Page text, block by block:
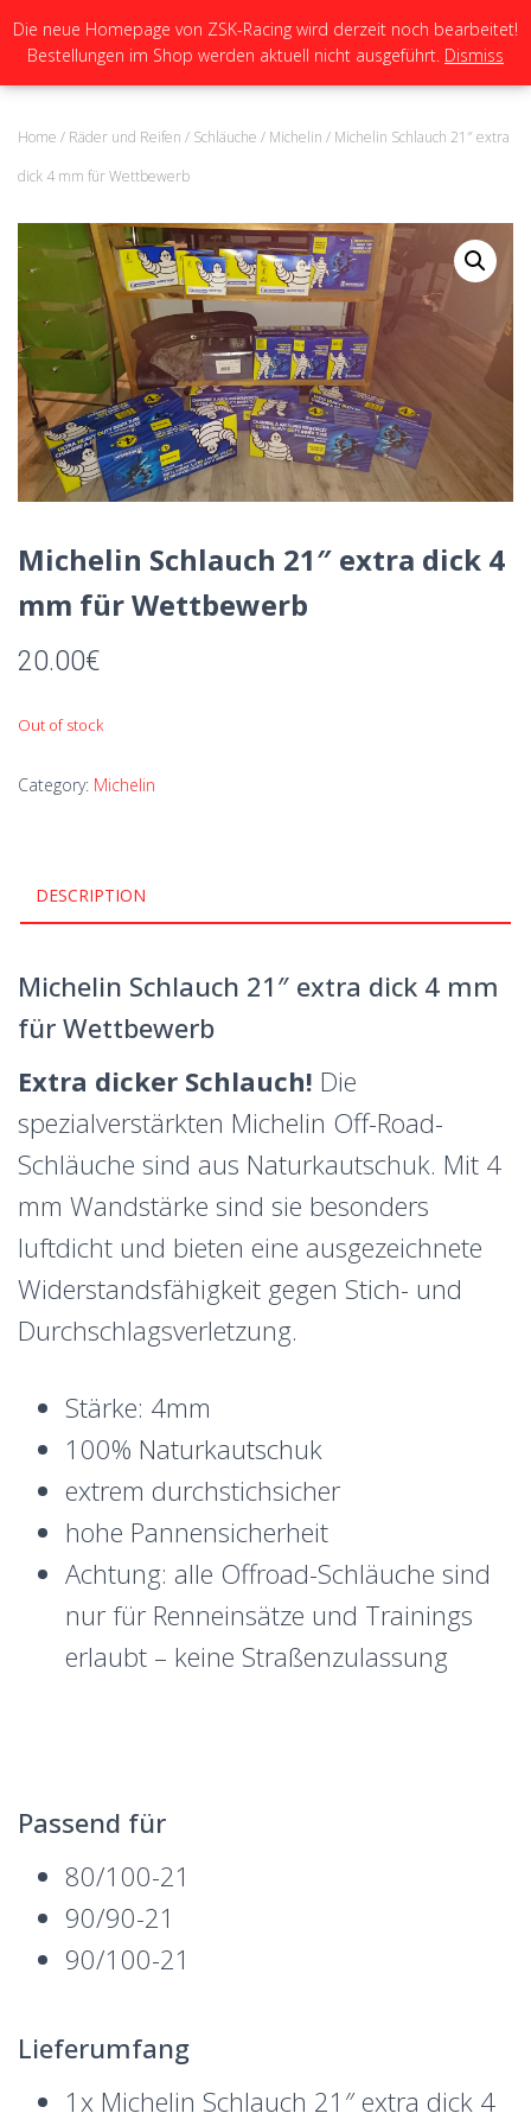
N
A
O
N
U
C
N
Home / Räder und Reifen / Schläuche / Michelin / Michelin Schlauch 21″ extra
dick 4 mm für Wettbewerb
Michelin Schlauch 21″ extra dick 4
mm für Wettbewerb
20.00€
Out of stock
Category: Michelin
DESCRIPTION
Michelin Schlauch 21″ extra dick 4 mm
für Wettbewerb
Extra dicker Schlauch! Die
spezialverstärkten Michelin Off-Road-
Schläuche sind aus Naturkautschuk. Mit 4
mm Wandstärke sind sie besonders
luftdicht und bieten eine ausgezeichnete
Widerstands­fähigkeit gegen Stich- und
Durchschlagsverletzung.
Stärke: 4mm
100% Naturkautschuk
extrem durchstichsicher
hohe Pannensicherheit
Achtung: alle Offroad-Schläuche sind
nur für Renneinsätze und Trainings
erlaubt – keine Straßenzulassung
Passend für
80/100-21
90/90-21
90/100-21
Lieferumfang
1x Michelin Schlauch 21″ extra dick 4
Die neue Homepage von ZSK-Racing wird derzeit noch bearbeitet!
Bestellungen im Shop werden aktuell nicht ausgeführt. Dismiss